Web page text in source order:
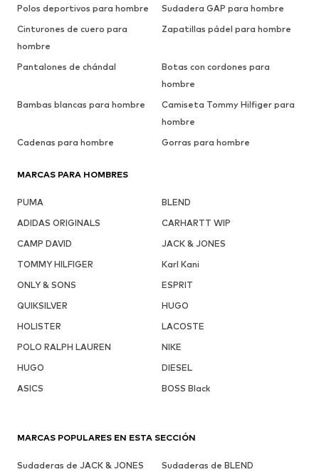
Polos deportivos para hombre
Sudadera GAP para hombre
Cinturones de cuero para
hombre
Zapatillas pádel para hombre
Pantalones de chándal
Botas con cordones para
hombre
Bambas blancas para hombre
Camiseta Tommy Hilfiger para
hombre
Cadenas para hombre
Gorras para hombre
MARCAS PARA HOMBRES
PUMA
BLEND
ADIDAS ORIGINALS
CARHARTT WIP
CAMP DAVID
JACK & JONES
TOMMY HILFIGER
Karl Kani
ONLY & SONS
ESPRIT
QUIKSILVER
HUGO
HOLISTER
LACOSTE
POLO RALPH LAUREN
NIKE
HUGO
DIESEL
ASICS
BOSS Black
MARCAS POPULARES EN ESTA SECCIÓN
Sudaderas de JACK & JONES
Sudaderas de BLEND